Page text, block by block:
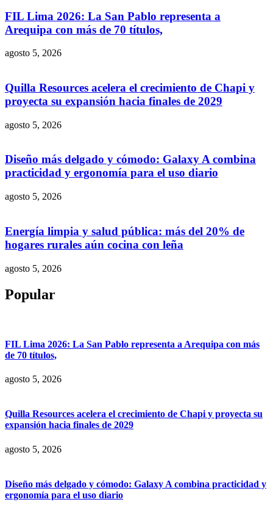
FIL Lima 2026: La San Pablo representa a
Arequipa con más de 70 títulos,
agosto 5, 2026
Quilla Resources acelera el crecimiento de Chapi y
proyecta su expansión hacia finales de 2029
agosto 5, 2026
Diseño más delgado y cómodo: Galaxy A combina
practicidad y ergonomía para el uso diario
agosto 5, 2026
Energía limpia y salud pública: más del 20% de
hogares rurales aún cocina con leña
agosto 5, 2026
Popular
FIL Lima 2026: La San Pablo representa a Arequipa con más
de 70 títulos,
agosto 5, 2026
Quilla Resources acelera el crecimiento de Chapi y proyecta su
expansión hacia finales de 2029
agosto 5, 2026
Diseño más delgado y cómodo: Galaxy A combina practicidad y
ergonomía para el uso diario